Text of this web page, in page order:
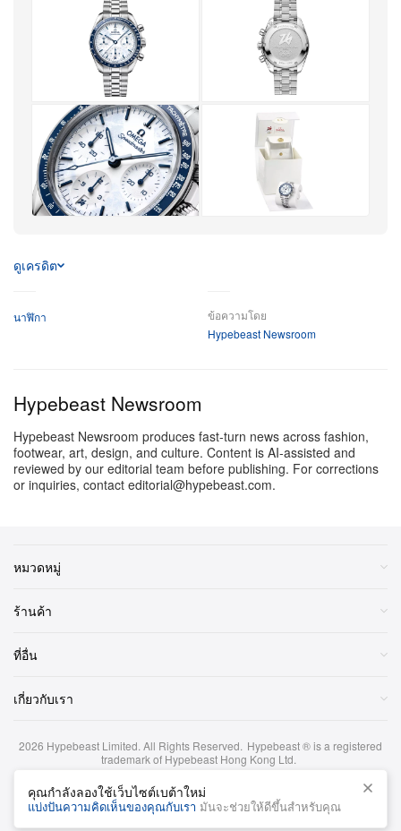
มม. ขัดเงาทั้งเรือน พร้อมขอบเบเซลเซรามิกสีน้ำเงิน พิมพ์
สเกลทาคีมิเตอร์ด้วยอีนาเมลสีขาว ไฮไลต์คือกลิ่นอายฤดู
หนาวบนหน้าปัด: พื้นเคลือบเงาสีขาวซ้อนทับด้วยฟรอสติ้ง
สีฟ้าอ่อน ลวดลายอ่อนช้อยที่ได้แรงบันดาลใจจากเลข “26”
ในตราสัญลักษณ์ Milano Cortina 2026 วางร้อยผ่านผิวฟ
รอสติ้งเสมือนรอยนิ้ว ส่วนหน้าปัดย่อยช่วยขับบรรยากาศ
หนาวละมุนด้วยเทคนิคอาซูราจแบบพิเศษ ชวนให้นึกถึง
ทางสกีที่เกลี่ยเรียบ
พร้อมพลังงานสำรอง 52 ชั่วโมง จับคู่สายสเตนเลสสตีล
เป็นสิทธิบัตรของ OMEGA ฝาหลังตกแต่งด้วยเหรียญปั๊ม
ลาย Milano Cortina 2026 ตอกย้ำสายสัมพันธ์ของเรือน
6,800 ดอลลาร์สหรัฐ
ดูเครดิต
นาฬิกา
ข้อความโดย
Hypebeast Newsroom
Hypebeast Newsroom
Hypebeast Newsroom produces fast-turn news across fashion,
footwear, art, design, and culture. Content is AI-assisted and
reviewed by our editorial team before publishing. For corrections
or inquiries, contact editorial@hypebeast.com.
หมวดหมู่
ร้านค้า
ที่อื่น
เกี่ยวกับเรา
2026 Hypebeast Limited. All Rights Reserved. Hypebeast ® is a registered
trademark of Hypebeast Hong Kong Ltd.
ข้อกำหนดและเงื่อนไข
ข้อจำกัดความรับผิดชอบด้านการลงทุน
คุณกำลังลองใช้เว็บไซต์เบต้าใหม่
แบ่งปันความคิดเห็นของคุณกับเรา มันจะช่วยให้ดีขึ้นสำหรับคุณ